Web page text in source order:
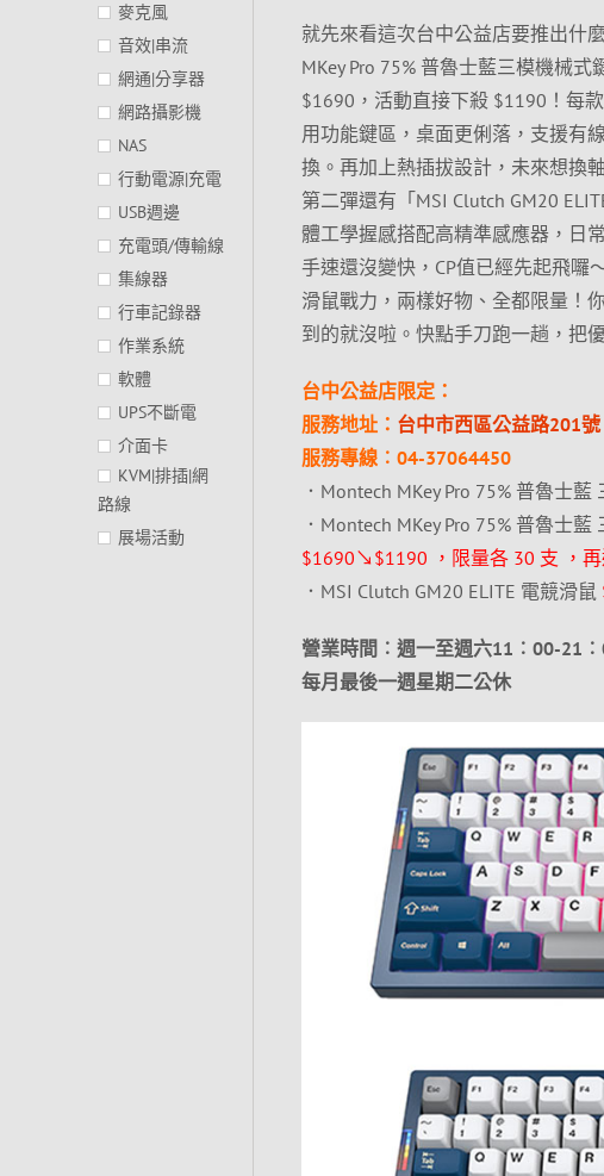
就先來看這次台中公益店要推出什
MKey Pro 75% 普魯士藍三模機械式
$1690，活動直接下殺 $1190！每
用功能鍵區，桌面更俐落，支援有
換。再加上熱插拔設計，未來想換
第二彈還有「MSI Clutch GM20
體工學握感搭配高精準感應器，日
手速還沒變快，CP值已經先起飛囉
滑鼠戰力，兩樣好物、全都限量！
到的就沒啦。快點手刀跑一趟，把
台中公益店限定：
服務地址： 台中市西區公益路201號
服務專線︰04-37064450
．Montech MKey Pro 75% 普魯士
．Montech MKey Pro 75% 普魯士
$1690↘$1190 ，限量各 30 支 ，
．MSI Clutch GM20 ELITE 電競滑鼠
營業時間︰週一至週六11︰00-
每月最後一週星期二公休
麥克風
音效|串流
網通|分享器
網路攝影機
NAS
行動電源|充電
USB週邊
充電頭/傳輸線
集線器
行車記錄器
作業系統
軟體
UPS不斷電
介面卡
KVM|排插|網
路線
展場活動